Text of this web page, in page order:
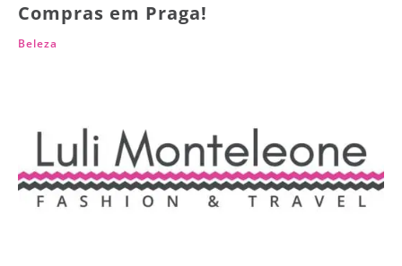
Compras em Praga!
Beleza